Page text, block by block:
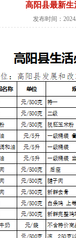
高阳县最新
发布时间：